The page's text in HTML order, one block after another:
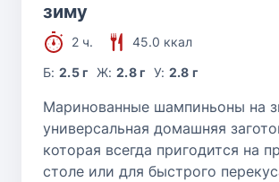
зиму
2 ч.
45.0 ккал
Б:2.5 г Ж: 2.8 г У: 2.8 г
Маринованные шампиньоны на
универсальная домашняя
которая всегда пригодится на
столе или для быстрого